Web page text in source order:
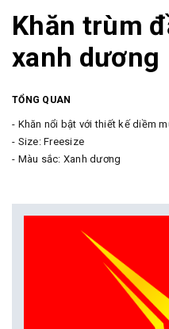
Khăn trùm
xanh dương
TỔNG QUAN
- Khăn nổi bật với thiết kế diềm
- Size: Freesize
- Màu sắc: Xanh dương